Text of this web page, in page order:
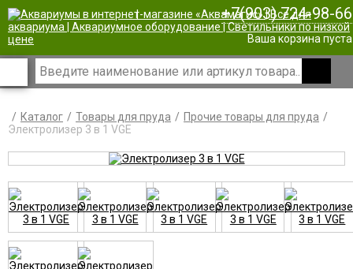
| +7(903) 724-98-66
Ваша корзина пуста
Каталог Товары для пруда
Прочие товары для пруда
Электролизер 3 в 1 VGE